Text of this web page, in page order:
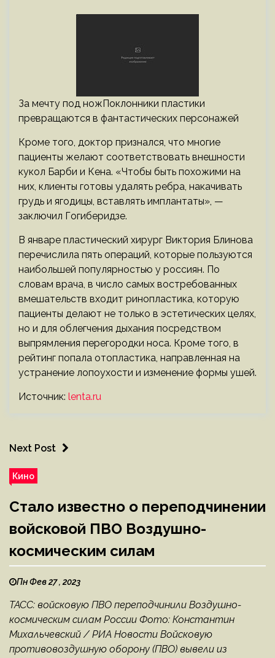
За мечту под ножПоклонники пластики
превращаются в фантастических персонажей
Кроме того, доктор признался, что многие
пациенты желают соответствовать внешности
кукол Барби и Кена. «Чтобы быть похожими на
них, клиенты готовы удалять ребра, накачивать
грудь и ягодицы, вставлять имплантаты», —
заключил Гогиберидзе.
В январе пластический хирург Виктория Блинова
перечислила пять операций, которые пользуются
наибольшей популярностью у россиян. По
словам врача, в число самых востребованных
вмешательств входит ринопластика, которую
пациенты делают не только в эстетических целях,
но и для облегчения дыхания посредством
выпрямления перегородки носа. Кроме того, в
рейтинг попала отопластика, направленная на
устранение лопоухости и изменение формы ушей.
Источник: lenta.ru
Next Post
Кино
Стало известно о переподчинении
войсковой ПВО Воздушно-
космическим силам
Пн Фев 27 , 2023
ТАСС: войсковую ПВО переподчинили Воздушно-
космическим силам России Фото: Константин
Михальчевский / РИА Новости Войсковую
противовоздушную оборону (ПВО) вывели из